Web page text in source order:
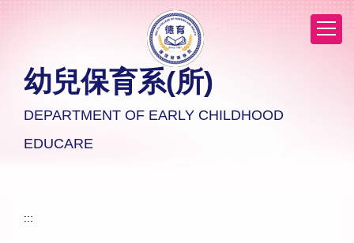
幼兒保育系(所)
DEPARTMENT OF EARLY CHILDHOOD
EDUCARE
:::